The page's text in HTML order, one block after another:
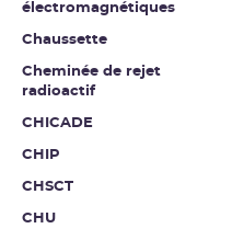
électromagnétiques
Chaussette
Cheminée de rejet
radioactif
CHICADE
CHIP
CHSCT
CHU